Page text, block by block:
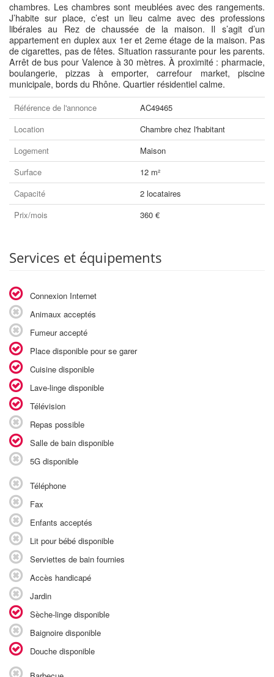
chambres. Les chambres sont meublées avec des rangements.
J’habite sur place, c’est un lieu calme avec des professions
libérales au Rez de chaussée de la maison. Il s’agit d’un
appartement en duplex aux 1er et 2eme étage de la maison. Pas
de cigarettes, pas de fêtes. Situation rassurante pour les parents.
Arrêt de bus pour Valence à 30 mètres. À proximité : pharmacie,
boulangerie, pizzas à emporter, carrefour market, piscine
municipale, bords du Rhône. Quartier résidentiel calme.
Référence de l'annonce
AC49465
Location
Chambre chez l'habitant
Logement
Maison
Surface
12 m²
Capacité
2 locataires
Prix/mois
360 €
Services et équipements
Connexion Internet
Animaux acceptés
Fumeur accepté
Place disponible pour se garer
Cuisine disponible
Lave-linge disponible
Télévision
Repas possible
Salle de bain disponible
5G disponible
Téléphone
Fax
Enfants acceptés
Lit pour bébé disponible
Serviettes de bain fournies
Accès handicapé
Jardin
Sèche-linge disponible
Baignoire disponible
Douche disponible